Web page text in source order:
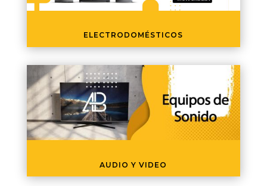
ELECTRODOMÉSTICOS
AUDIO Y VIDEO